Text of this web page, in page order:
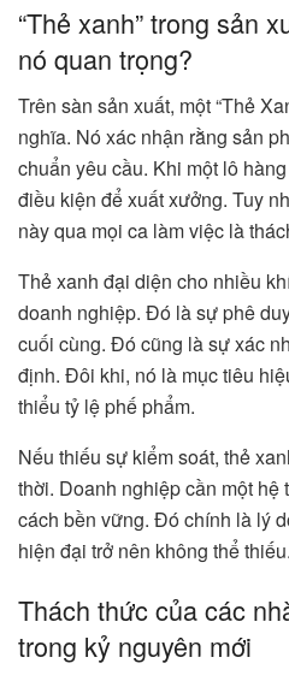
“Thẻ xanh” trong sản
nó quan trọng?
Trên sàn sản xuất, một “Thẻ
nghĩa. Nó xác nhận rằng sản
chuẩn yêu cầu. Khi một lô
điều kiện để xuất xưởng. Tuy
này qua mọi ca làm việc là
Thẻ xanh đại diện cho nhiều
doanh nghiệp. Đó là sự phê
cuối cùng. Đó cũng là sự xác
định. Đôi khi, nó là mục tiêu
thiểu tỷ lệ phế phẩm.
Nếu thiếu sự kiểm soát, thẻ
thời. Doanh nghiệp cần một hệ
cách bền vững. Đó chính là lý
hiện đại trở nên không thể thiếu.
Thách thức của các
trong kỷ nguyên mới